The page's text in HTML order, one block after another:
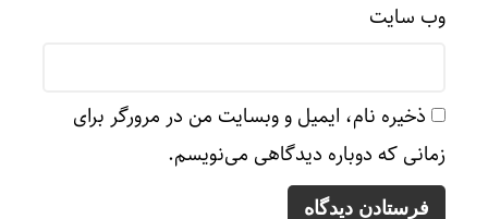
وب‌ سایت
ذخیره نام، ایمیل و وبسایت من در مرورگر برای
زمانی که دوباره دیدگاهی می‌نویسم.